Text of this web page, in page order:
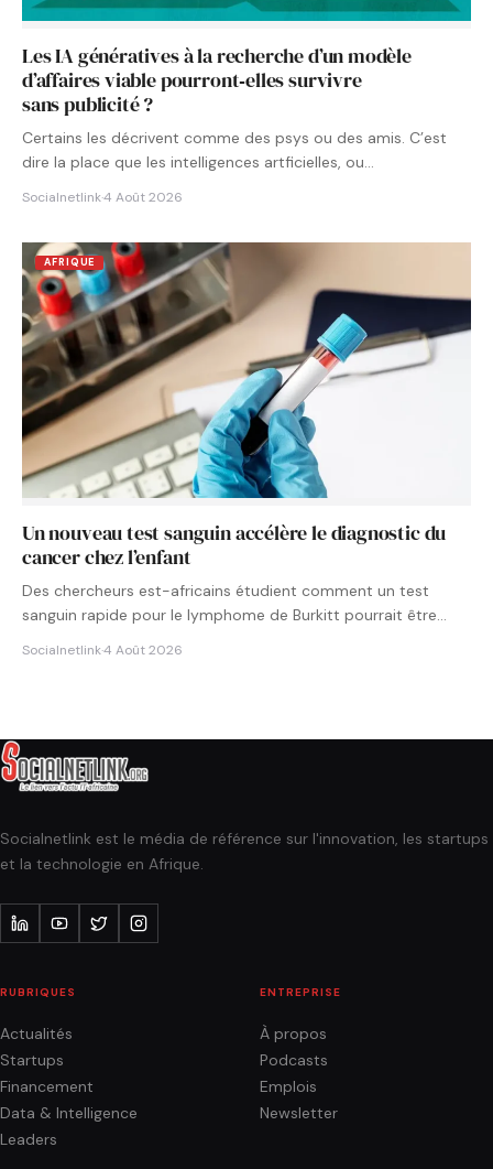
Les IA génératives à la recherche d’un modèle
d’affaires viable pourront‑elles survivre
sans publicité ?
Certains les décrivent comme des psys ou des amis. C’est
dire la place que les intelligences artficielles, ou…
Socialnetlink·4 Août 2026
AFRIQUE
Un nouveau test sanguin accélère le diagnostic du
cancer chez l’enfant
Des chercheurs est-africains étudient comment un test
sanguin rapide pour le lymphome de Burkitt pourrait être
Socialnetlink·4 Août 2026
Socialnetlink est le média de référence sur l'innovation, les startups
et la technologie en Afrique.
RUBRIQUES
Actualités
Startups
Financement
Data & Intelligence
Leaders
ENTREPRISE
À propos
Podcasts
Emplois
Newsletter